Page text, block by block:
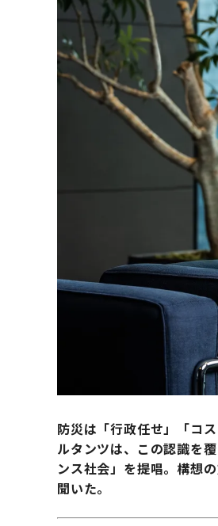
防災は「行政任せ」「コ
ルタンツは、この認識を
ンス社会」を提唱。構想
聞いた。